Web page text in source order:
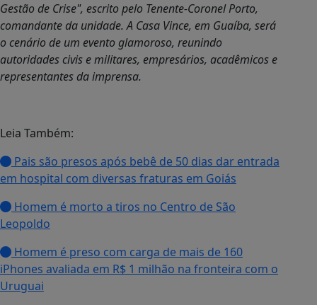
Gestão de Crise", escrito pelo Tenente-Coronel Porto,
comandante da unidade. A Casa Vince, em Guaíba, será
o cenário de um evento glamoroso, reunindo
autoridades civis e militares, empresários, acadêmicos e
representantes da imprensa.
Leia Também:
Pais são presos após bebê de 50 dias dar entrada
em hospital com diversas fraturas em Goiás
Homem é morto a tiros no Centro de São
Leopoldo
Homem é preso com carga de mais de 160
iPhones avaliada em R$ 1 milhão na fronteira com o
Uruguai